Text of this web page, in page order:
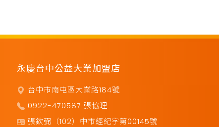
永慶台中公益大業加盟店
台中市南屯區大業路184號
0922-470587 張協理
張欽弼（102）中市經紀字第00145號